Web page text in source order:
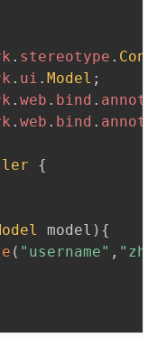
. stereotype .
. ui . Model ;
. web . bind .
. web . bind .
{
model ) {
( "username" ,